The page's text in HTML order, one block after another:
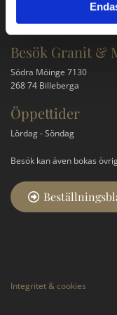
kontakt@granitgruppen.se
Besök Granit &
Södra Möinge 7130
268 74 Billeberga
Öppettider
Lördag - Söndag
Besök kan även bokas
Integritet & cookies